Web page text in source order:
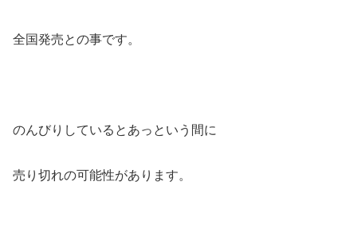
全国発売との事です。
のんびりしているとあっという間に
売り切れの可能性があります。